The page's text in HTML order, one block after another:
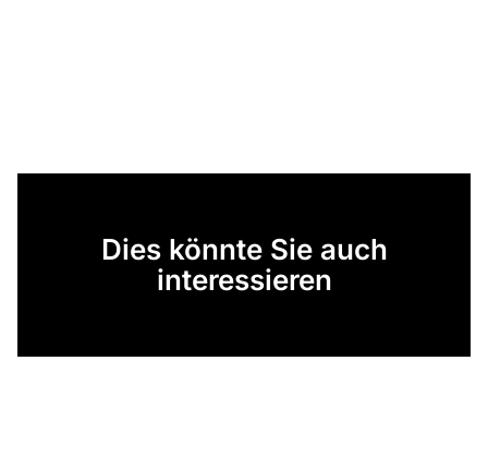
Dies könnte Sie auch
interessieren